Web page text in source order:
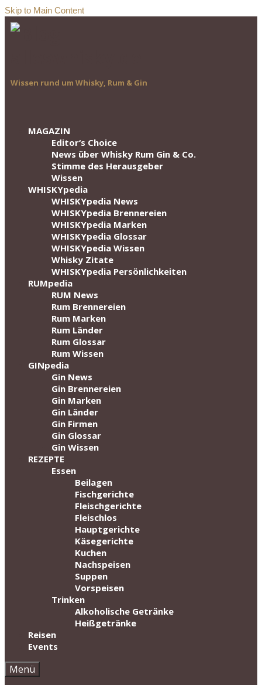
Skip to Main Content
Wissen rund um Whisky, Rum & Gin
MAGAZIN
Editor‘s Choice
News über Whisky Rum Gin & Co.
Stimme des Herausgeber
Wissen
WHISKYpedia
WHISKYpedia News
WHISKYpedia Brennereien
WHISKYpedia Marken
WHISKYpedia Glossar
WHISKYpedia Wissen
Whisky Zitate
WHISKYpedia Persönlichkeiten
RUMpedia
RUM News
Rum Brennereien
Rum Marken
Rum Länder
Rum Glossar
Rum Wissen
GINpedia
Gin News
Gin Brennereien
Gin Marken
Gin Länder
Gin Firmen
Gin Glossar
Gin Wissen
REZEPTE
Essen
Beilagen
Fischgerichte
Fleischgerichte
Fleischlos
Hauptgerichte
Käsegerichte
Kuchen
Nachspeisen
Suppen
Vorspeisen
Trinken
Alkoholische Getränke
Heißgetränke
Reisen
Events
Menü